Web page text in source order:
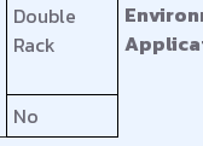
Double
Rack
No